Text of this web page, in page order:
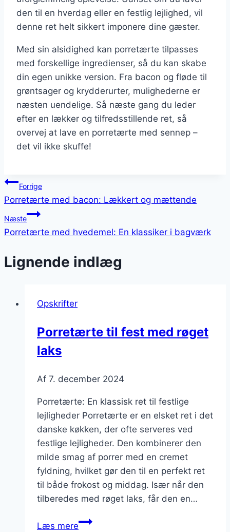
den til en hverdag eller en festlig lejlighed, vil
denne ret helt sikkert imponere dine gæster.
Med sin alsidighed kan porretærte tilpasses
med forskellige ingredienser, så du kan skabe
din egen unikke version. Fra bacon og fløde til
grøntsager og krydderurter, mulighederne er
næsten uendelige. Så næste gang du leder
efter en lækker og tilfredsstillende ret, så
overvej at lave en porretærte med sennep –
det vil ikke skuffe!
Indlægsnavigation
Forrige
Porretærte med bacon: Lækkert og mættende
Næste
Porretærte med hvedemel: En klassiker i bagværk
Lignende indlæg
Opskrifter
Porretærte til fest med røget
laks
Af 7. december 2024
Porretærte: En klassisk ret til festlige
lejligheder Porretærte er en elsket ret i det
danske køkken, der ofte serveres ved
festlige lejligheder. Den kombinerer den
milde smag af porrer med en cremet
fyldning, hvilket gør den til en perfekt ret
til både frokost og middag. Især når den
tilberedes med røget laks, får den en…
Læs merePorretærte